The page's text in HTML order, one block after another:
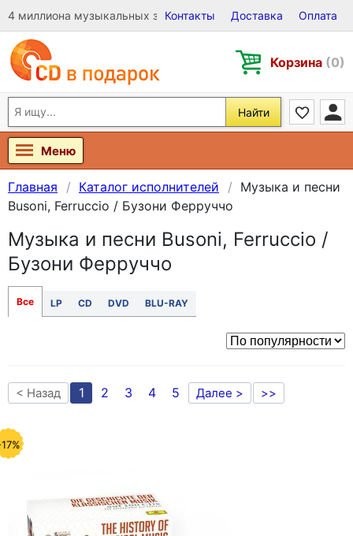
4 миллиона музыкальных записей на Виниле, CD и DVD
Контакты Доставка Оплата
Корзина (0)
Найти
Меню
Главная Каталог исполнителей
Музыка и песни
Busoni, Ferruccio / Бузони Ферруччо
Музыка и песни Busoni, Ferruccio /
Бузони Ферруччо
Все LP CD DVD BLU-RAY
< Назад 1 2 3 4 5 Далее > >>